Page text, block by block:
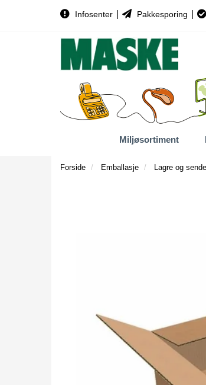
Infosenter Pakkesporing
Miljøsortiment
Forside Emballasje Lagre og sende